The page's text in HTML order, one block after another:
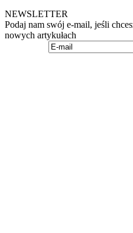
NEWSLETTER
Podaj nam swój e-mail, jeśli
nowych artykułach